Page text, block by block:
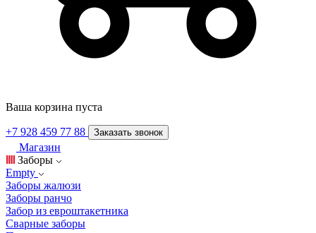
Ваша корзина пуста
+7 928 459 77 88 Заказать звонок
Магазин
Заборы
Empty
Заборы жалюзи
Заборы ранчо
Забор из евроштакетника
Сварные заборы